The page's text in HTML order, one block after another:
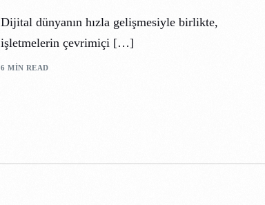
Dijital dünyanın hızla gelişmesiyle birlikte,
işletmelerin çevrimiçi […]
6 MIN READ